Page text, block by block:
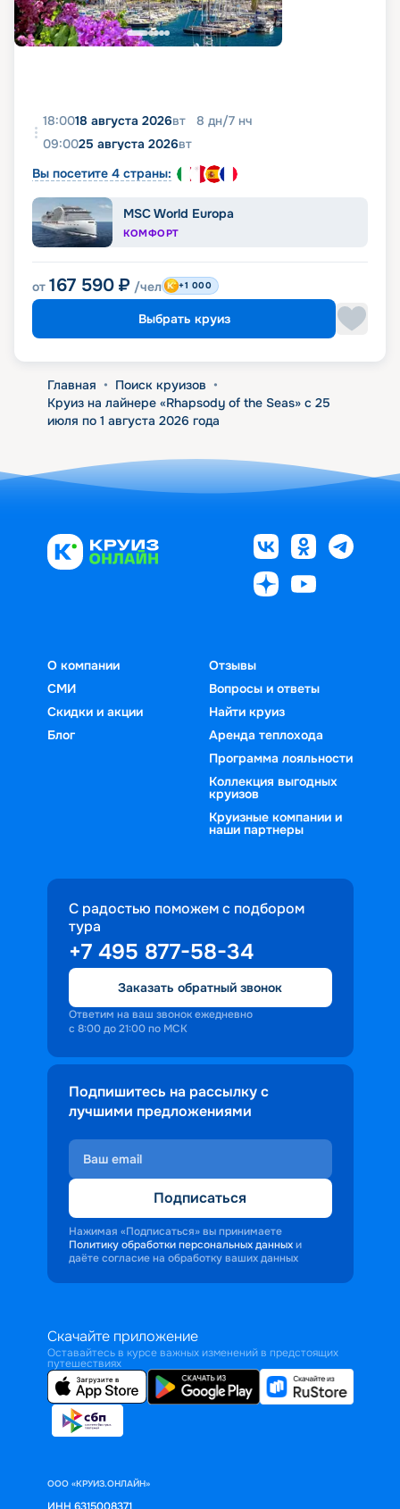
18:0018 августа 2026вт 8 дн/7 нч
09:0025 августа 2026вт
Вы посетите 4 страны:
MSC World Europa
КОМФОРТ
от 167 590 ₽ /чел +1 000
Выбрать круиз
Главная • Поиск круизов •
Круиз на лайнере «Rhapsody of the Seas» с 25
июля по 1 августа 2026 года
О компании
СМИ
Скидки и акции
Блог
Отзывы
Вопросы и ответы
Найти круиз
Аренда теплохода
Программа лояльности
Коллекция выгодных
круизов
Круизные компании и
наши партнеры
С радостью поможем с подбором
тура
+7 495 877-58-34
Заказать обратный звонок
Ответим на ваш звонок ежедневно
с 8:00 до 21:00 по МСК
Подпишитесь на рассылку с
лучшими предложениями
Подписаться
Нажимая «Подписаться» вы принимаете
Политику обработки персональных данных и
даёте согласие на обработку ваших данных
Скачайте приложение
Оставайтесь в курсе важных изменений в предстоящих
путешествиях
ООО «КРУИЗ.ОНЛАЙН»
ИНН 6315008371